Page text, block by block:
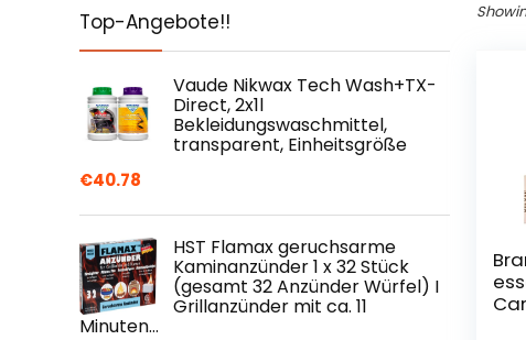
Top-Angebote!!
Vaude Nikwax Tech Wash+TX-
Direct, 2x1l
Bekleidungswaschmittel,
transparent, Einheitsgröße
€40.78
HST Flamax geruchsarme
Kaminanzünder 1 x 32 Stück
(gesamt 32 Anzünder Würfel) I
Grillanzünder mit ca. 11
Minuten…